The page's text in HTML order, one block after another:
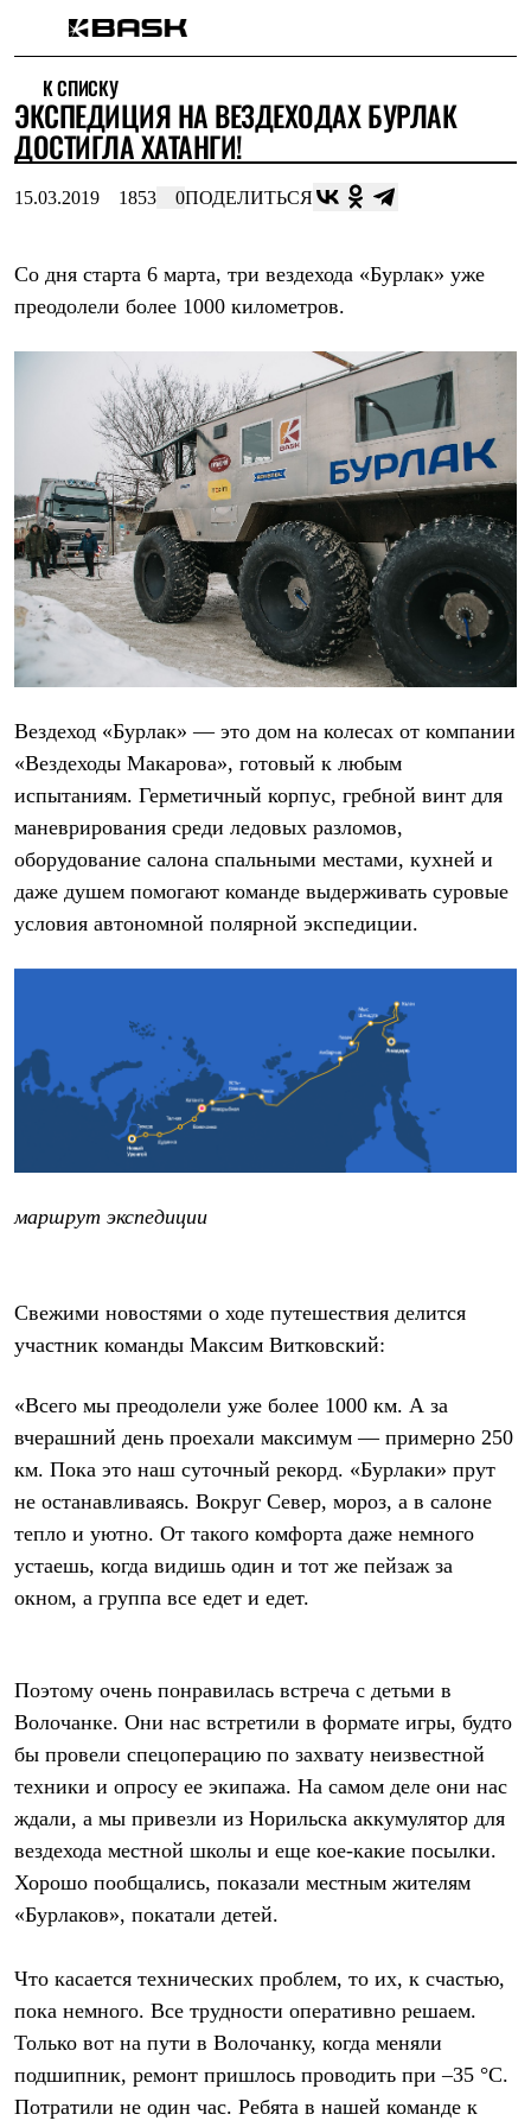
Интернет-магазин
Мужская одежда
Утепленная пухом
Куртки
Жилеты
Куртки
Штормовая одежда
Софтшелл одежда
Флисовая одежда
Брюки
Жилеты
Термобелье
Теплое термобелье
Среднее термобелье
Легкое термобелье
Лёгкая одежда
Футболки
Рубашки
Брюки
Шорты
Женская одежда
Утепленная пухом
Брюки
Жилеты
Куртки
Брюки
Куртки
Лёгкая одежда
Рубашки
Футболки
Термобелье
Среднее термобелье
Брюки
Утепленная пухом
Куртки
Утепленная синтетикой
Комбинезоны
Брюки
Лёгкая одежда
Толстовки
Брюки
Куртки
Брюки
Жилеты
Комбинезоны
Термобелье
Комплект термобелья
Снаряжение
Палатки и тенты
Палатки
Тенты
Аксессуары для палаток
Легкоходные
Альпинистские
Аксессуары для рюкзаков
Спальные мешки
Пуховые
Комбинированные
К СПИСКУ
ЭКСПЕДИЦИЯ НА ВЕЗДЕХОДАХ БУРЛАК
ДОСТИГЛА ХАТАНГИ!
15.03.2019 1853 0ПОДЕЛИТЬСЯ
Со дня старта 6 марта, три вездехода «Бурлак» уже
преодолели более 1000 километров.
Вездеход «Бурлак» — это дом на колесах от компании
«Вездеходы Макарова», готовый к любым
испытаниям. Герметичный корпус, гребной винт для
маневрирования среди ледовых разломов,
оборудование салона спальными местами, кухней и
даже душем помогают команде выдерживать суровые
условия автономной полярной экспедиции.
маршрут экспедиции
Свежими новостями о ходе путешествия делится
участник команды Максим Витковский:
«Всего мы преодолели уже более 1000 км. А за
вчерашний день проехали максимум — примерно 250
км. Пока это наш суточный рекорд. «Бурлаки» прут
не останавливаясь. Вокруг Север, мороз, а в салоне
тепло и уютно. От такого комфорта даже немного
устаешь, когда видишь один и тот же пейзаж за
окном, а группа все едет и едет.
Поэтому очень понравилась встреча с детьми в
Волочанке. Они нас встретили в формате игры, будто
бы провели спецоперацию по захвату неизвестной
техники и опросу ее экипажа. На самом деле они нас
ждали, а мы привезли из Норильска аккумулятор для
вездехода местной школы и еще кое-какие посылки.
Хорошо пообщались, показали местным жителям
«Бурлаков», покатали детей.
Что касается технических проблем, то их, к счастью,
пока немного. Все трудности оперативно решаем.
Только вот на пути в Волочанку, когда меняли
подшипник, ремонт пришлось проводить при –35 °C.
Потратили не один час. Ребята в нашей команде к